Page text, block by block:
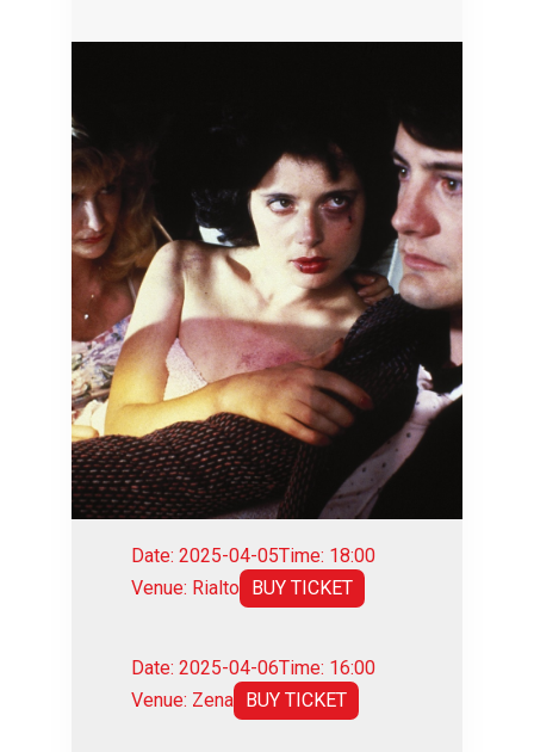
Date: 2025-04-05Time: 18:00
Venue: Rialto BUY TICKET
Date: 2025-04-06Time: 16:00
Venue: Zena BUY TICKET